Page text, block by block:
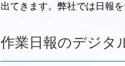
出てきます。弊社では日報
作業日報のデジタ